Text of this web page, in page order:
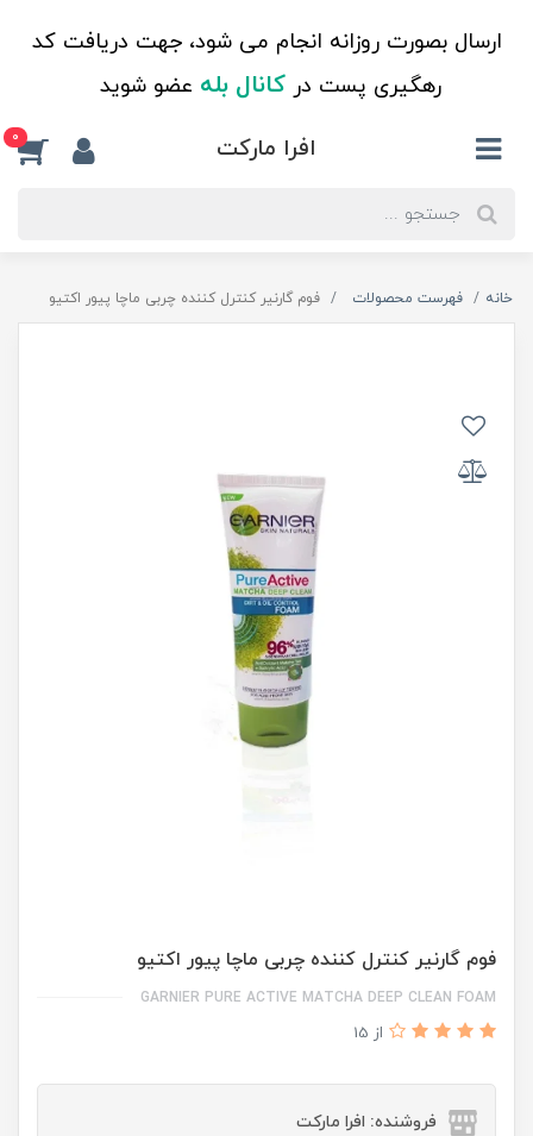
ارسال بصورت روزانه انجام می شود، جهت دریافت کد
رهگیری پست درکانال بله عضو شوید
افرا مارکت 0
خانه فهرست محصولات فوم گارنیر کنترل کننده چربی ماچا پیور اکتیو
فوم گارنیر کنترل کننده چربی ماچا پیور اکتیو
GARNIER PURE ACTIVE MATCHA DEEP CLEAN FOAM
از 15
فروشنده: افرا مارکت